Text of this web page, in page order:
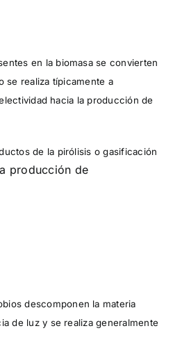
en la biomasa se convierten
se realiza típicamente a
hacia la producción de
de la pirólisis o gasificación
producción de
descomponen la materia
de luz y se realiza generalmente